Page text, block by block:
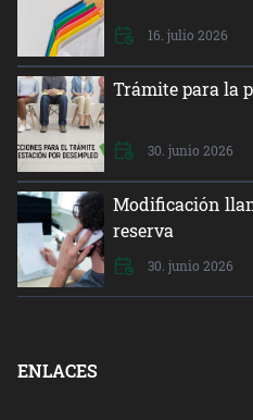
16. julio 2026
Trámite para la
30. junio 2026
Modificación
reserva
30. junio 2026
ENLACES